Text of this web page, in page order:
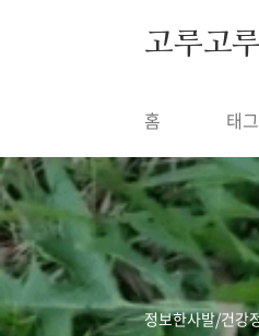
고루고
홈 태그
정보한사발/건강